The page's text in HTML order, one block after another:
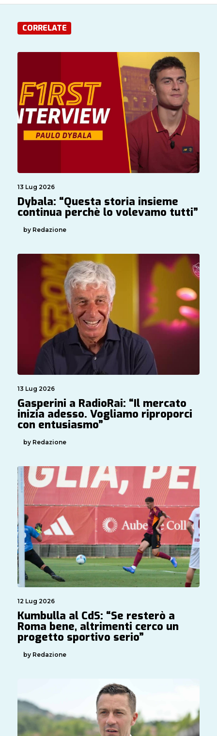
CORRELATE
13 Lug 2026
Dybala: “Questa storia insieme
continua perchè lo volevamo tutti”
by Redazione
13 Lug 2026
Gasperini a RadioRai: “Il mercato
inizia adesso. Vogliamo riproporci
con entusiasmo”
by Redazione
12 Lug 2026
Kumbulla al CdS: “Se resterò a
Roma bene, altrimenti cerco un
progetto sportivo serio”
by Redazione